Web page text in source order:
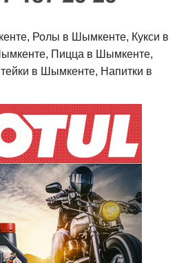
Ролы в Шымкенте, Кукси в
Пицца в Шымкенте,
в Шымкенте, Напитки в